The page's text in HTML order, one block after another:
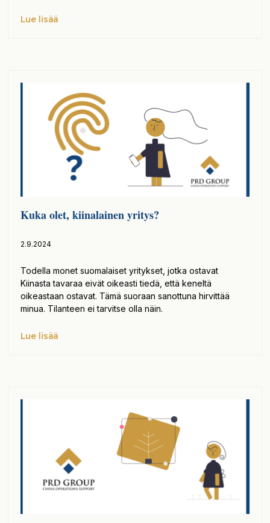
Lue lisää
Kuka olet, kiinalainen yritys?
2.9.2024
Todella monet suomalaiset yritykset, jotka ostavat
Kiinasta tavaraa eivät oikeasti tiedä, että keneltä
oikeastaan ostavat. Tämä suoraan sanottuna hirvittää
minua. Tilanteen ei tarvitse olla näin.
Lue lisää